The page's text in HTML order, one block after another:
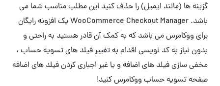
گزینه ها (مانند ایمیل) را حذف کنید این مطلب مناسب شما می
باشد. WooCommerce Checkout Manager یک افزونه رایگان
برای ووکامرس می باشد که به کمک آن قادر هستید به راحتی و
بدون نیاز به کد نویسی اقدام به تغییر فیلد های تسویه حساب ،
مخفی سازی فیلد های اضافه و یا غیر اجباری کردن فیلد های اضافه
صفحه تسویه حساب ووکامرس کنید!